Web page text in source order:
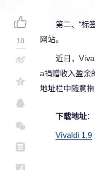
第二、“标
网站。
近日，
a捐赠收入盈余
地址栏中随意
下载地址：
Vivaldi 1.9
10